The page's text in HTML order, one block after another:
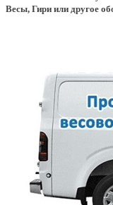
Весы, Гири или другое